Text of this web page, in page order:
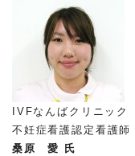
IVFなんばクリニック
不妊症看護認定看護師
桑原 愛 氏